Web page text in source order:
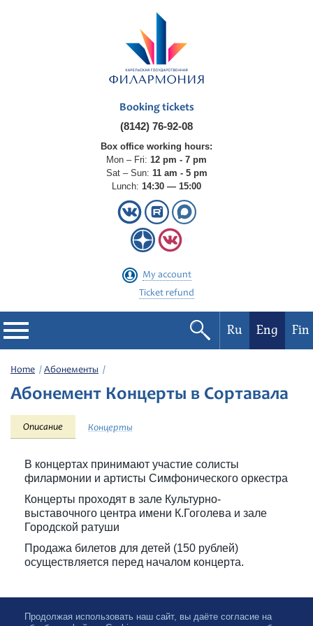
Booking tickets
(8142) 76-92-08
Box office working hours:
Mon – Fri: 12 pm - 7 pm
Sat – Sun: 11 am - 5 pm
Lunch: 14:30 — 15:00
My account
Ticket refund
Philharmonic
Festivals
Ru Eng Fin
Home Абонементы
Абонемент Концерты в Сортавала
Описание Концерты
В концертах принимают участие солисты
филармонии и артисты Симфонического оркестра
Концерты проходят в зале Культурно-
выставочного центра имени К.Гоголева и зале
Городской ратуши
Продажа билетов для детей (150 рублей)
осуществляется перед началом концерта.
Продолжая использовать наш сайт, вы даёте согласие на